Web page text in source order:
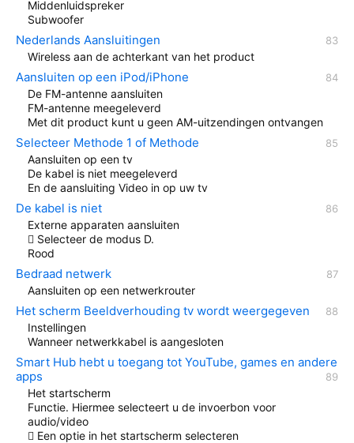
Middenluidspreker
Subwoofer
Nederlands Aansluitingen
Wireless aan de achterkant van het product
Aansluiten op een iPod/iPhone
De FM-antenne aansluiten
FM-antenne meegeleverd
Met dit product kunt u geen AM-uitzendingen ontvangen
Selecteer Methode 1 of Methode
Aansluiten op een tv
De kabel is niet meegeleverd
En de aansluiting Video in op uw tv
De kabel is niet
Externe apparaten aansluiten
 Selecteer de modus D.
Rood
Bedraad netwerk
Aansluiten op een netwerkrouter
Het scherm Beeldverhouding tv wordt weergegeven
Instellingen
Wanneer netwerkkabel is aangesloten
Smart Hub hebt u toegang tot YouTube, games en andere
apps
Het startscherm
Functie. Hiermee selecteert u de invoerbon voor
audio/video
 Een optie in het startscherm selecteren